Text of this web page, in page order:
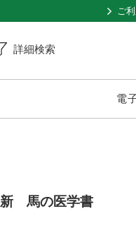
ご
詳細検索
電
新 馬の医学書